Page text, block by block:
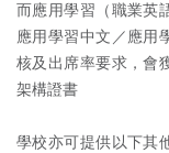
而應用學習（職業英
應用學習中文／應用
核及出席率要求，會
架構證書
學校亦可提供以下其